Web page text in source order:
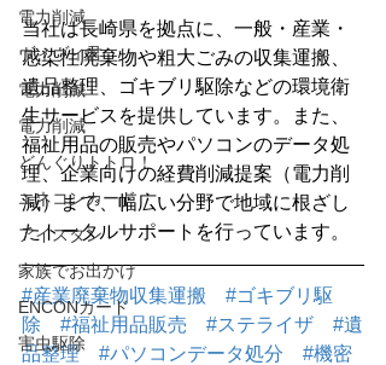
電力削減
ヴィヴィ君
電力削減
電力削減
どんぐりトトロ！
エネコンカード
アイスタン
家族でお出かけ
ENCONカード
害虫駆除
当社は長崎県を拠点に、一般・産業・
感染性廃棄物や粗大ごみの収集運搬、
遺品整理、ゴキブリ駆除などの環境衛
生サービスを提供しています。また、
福祉用品の販売やパソコンのデータ処
理、企業向けの経費削減提案（電力削
減）まで、幅広い分野で地域に根ざし
たトータルサポートを行っています。
#産業廃棄物収集運搬
#ゴキブリ駆
除
#福祉用品販売 #ステライザ
#遺
品整理
#パソコンデータ処分
#機密